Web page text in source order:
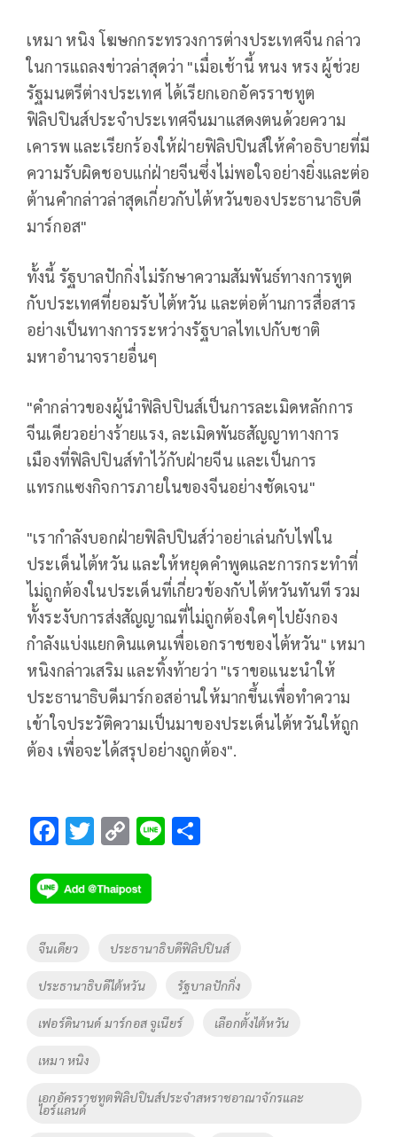
เหมา หนิง โฆษกกระทรวงการต่างประเทศจีน กล่าว
ในการแถลงข่าวล่าสุดว่า "เมื่อเช้านี้ หนง หรง ผู้ช่วย
รัฐมนตรีต่างประเทศ ได้เรียกเอกอัครราชทูต
ฟิลิปปินส์ประจำประเทศจีนมาแสดงตนด้วยความ
เคารพ และเรียกร้องให้ฝ่ายฟิลิปปินส์ให้คำอธิบายที่มี
ความรับผิดชอบแก่ฝ่ายจีนซึ่งไม่พอใจอย่างยิ่งและต่อ
ต้านคำกล่าวล่าสุดเกี่ยวกับไต้หวันของประธานาธิบดี
มาร์กอส"
ทั้งนี้ รัฐบาลปักกิ่งไม่รักษาความสัมพันธ์ทางการทูต
กับประเทศที่ยอมรับไต้หวัน และต่อต้านการสื่อสาร
อย่างเป็นทางการระหว่างรัฐบาลไทเปกับชาติ
มหาอำนาจรายอื่นๆ
"คำกล่าวของผู้นำฟิลิปปินส์เป็นการละเมิดหลักการ
จีนเดียวอย่างร้ายแรง, ละเมิดพันธสัญญาทางการ
เมืองที่ฟิลิปปินส์ทำไว้กับฝ่ายจีน และเป็นการ
แทรกแซงกิจการภายในของจีนอย่างชัดเจน"
"เรากำลังบอกฝ่ายฟิลิปปินส์ว่าอย่าเล่นกับไฟใน
ประเด็นไต้หวัน และให้หยุดคำพูดและการกระทำที่
ไม่ถูกต้องในประเด็นที่เกี่ยวข้องกับไต้หวันทันที รวม
ทั้งระงับการส่งสัญญาณที่ไม่ถูกต้องใดๆไปยังกอง
กำลังแบ่งแยกดินแดนเพื่อเอกราชของไต้หวัน" เหมา
หนิงกล่าวเสริม และทิ้งท้ายว่า "เราขอแนะนำให้
ประธานาธิบดีมาร์กอสอ่านให้มากขึ้นเพื่อทำความ
เข้าใจประวัติความเป็นมาของประเด็นไต้หวันให้ถูก
ต้อง เพื่อจะได้สรุปอย่างถูกต้อง".
F
e
b
o
k
T
tt
er
C
p
y
Li
n
k
Li
Tags
จีนเดียว ประธานาธิบดีฟิลิปปินส์
ประธานาธิบดีไต้หวัน รัฐบาลปักกิ่ง
เฟอร์ดินานด์ มาร์กอส จูเนียร์ เลือกตั้งไต้หวัน
เหมา หนิง
เอกอัครราชทูตฟิลิปปินส์ประจำสหราชอาณาจักรและ
ไอร์แลนด์